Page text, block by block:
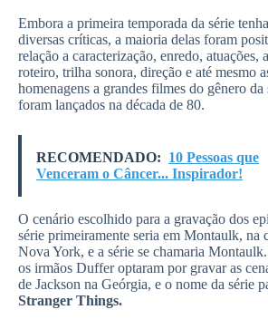
Embora a primeira temporada da série
diversas críticas, a maioria delas foram
relação a caracterização, enredo, atuações,
roteiro, trilha sonora, direção e até mesmo
homenagens a grandes filmes do gênero da
foram lançados na década de 80.
RECOMENDADO: 10 Pessoas que
Venceram o Câncer... Inspirador!
O cenário escolhido para a gravação dos
série primeiramente seria em Montaulk, na
Nova York, e a série se chamaria
os irmãos Duffer optaram por gravar as
de Jackson na Geórgia, e o nome da série
Stranger Things.